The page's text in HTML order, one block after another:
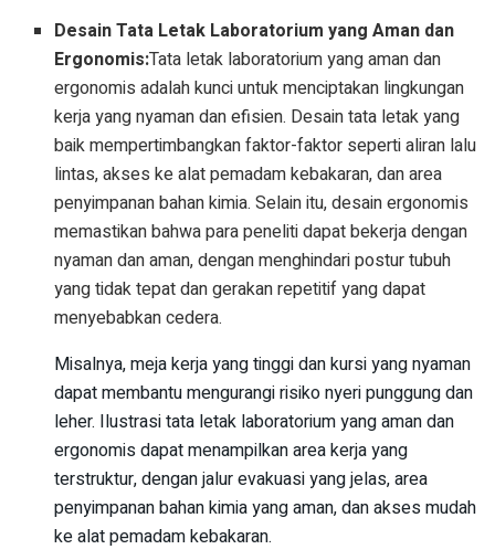
Desain Tata Letak Laboratorium yang Aman dan
Ergonomis:Tata letak laboratorium yang aman dan
ergonomis adalah kunci untuk menciptakan lingkungan
kerja yang nyaman dan efisien. Desain tata letak yang
baik mempertimbangkan faktor-faktor seperti aliran lalu
lintas, akses ke alat pemadam kebakaran, dan area
penyimpanan bahan kimia. Selain itu, desain ergonomis
memastikan bahwa para peneliti dapat bekerja dengan
nyaman dan aman, dengan menghindari postur tubuh
yang tidak tepat dan gerakan repetitif yang dapat
menyebabkan cedera.
Misalnya, meja kerja yang tinggi dan kursi yang nyaman
dapat membantu mengurangi risiko nyeri punggung dan
leher. Ilustrasi tata letak laboratorium yang aman dan
ergonomis dapat menampilkan area kerja yang
terstruktur, dengan jalur evakuasi yang jelas, area
penyimpanan bahan kimia yang aman, dan akses mudah
ke alat pemadam kebakaran.